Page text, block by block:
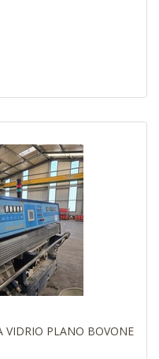
VIDRIO PLANO BOVONE